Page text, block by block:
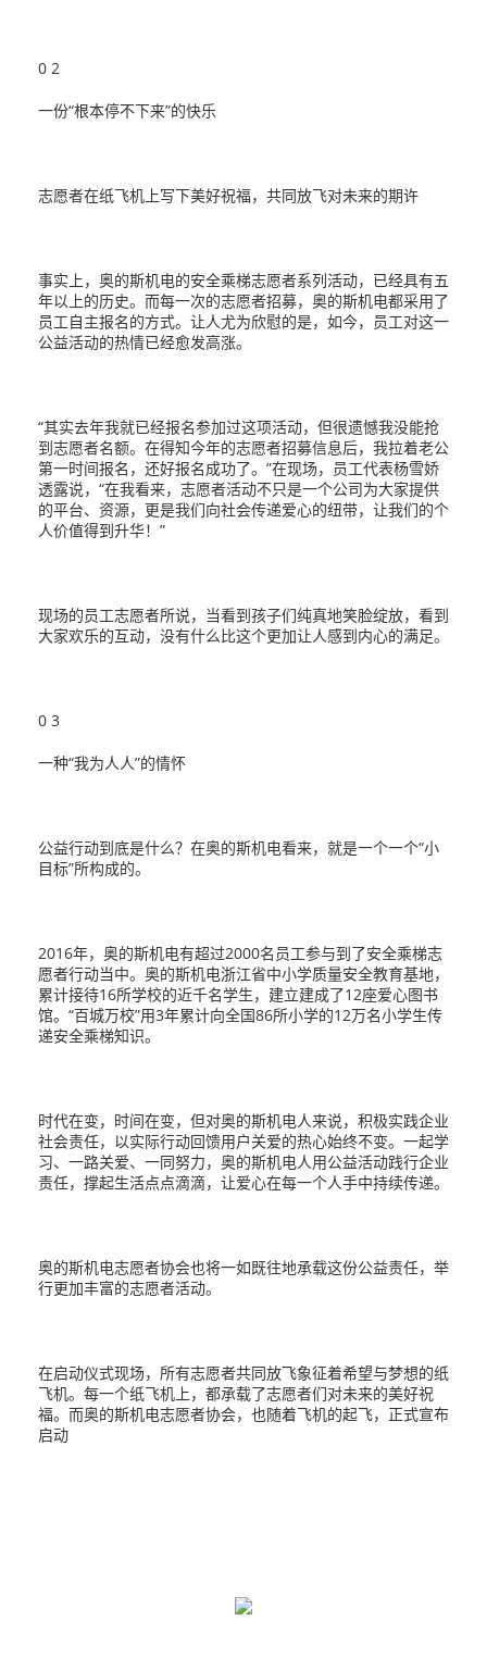
0 2
一份“根本停不下来”的快乐
志愿者在纸飞机上写下美好祝福，共同放飞对未来的期许
事实上，奥的斯机电的安全乘梯志愿者系列活动，已经具有五
年以上的历史。而每一次的志愿者招募，奥的斯机电都采用了
员工自主报名的方式。让人尤为欣慰的是，如今，员工对这一
公益活动的热情已经愈发高涨。
“其实去年我就已经报名参加过这项活动，但很遗憾我没能抢
到志愿者名额。在得知今年的志愿者招募信息后，我拉着老公
第一时间报名，还好报名成功了。”在现场，员工代表杨雪娇
透露说，“在我看来，志愿者活动不只是一个公司为大家提供
的平台、资源，更是我们向社会传递爱心的纽带，让我们的个
人价值得到升华！”
现场的员工志愿者所说，当看到孩子们纯真地笑脸绽放，看到
大家欢乐的互动，没有什么比这个更加让人感到内心的满足。
0 3
一种“我为人人”的情怀
公益行动到底是什么？在奥的斯机电看来，就是一个一个“小
目标”所构成的。
2016年，奥的斯机电有超过2000名员工参与到了安全乘梯志
愿者行动当中。奥的斯机电浙江省中小学质量安全教育基地，
累计接待16所学校的近千名学生，建立建成了12座爱心图书
馆。“百城万校”用3年累计向全国86所小学的12万名小学生传
递安全乘梯知识。
时代在变，时间在变，但对奥的斯机电人来说，积极实践企业
社会责任，以实际行动回馈用户关爱的热心始终不变。一起学
习、一路关爱、一同努力，奥的斯机电人用公益活动践行企业
责任，撑起生活点点滴滴，让爱心在每一个人手中持续传递。
奥的斯机电志愿者协会也将一如既往地承载这份公益责任，举
行更加丰富的志愿者活动。
在启动仪式现场，所有志愿者共同放飞象征着希望与梦想的纸
飞机。每一个纸飞机上，都承载了志愿者们对未来的美好祝
福。而奥的斯机电志愿者协会，也随着飞机的起飞，正式宣布
启动